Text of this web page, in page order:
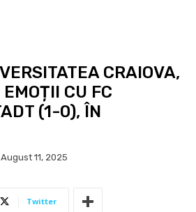
CRAIOVA,
CU FC
(1-0), ÎN
August 11, 2025
Twitter